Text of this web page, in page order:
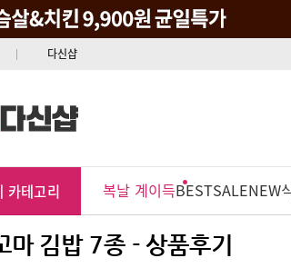
다신샵
카테고리 복날 계이득BESTSALENEW
마 김밥 7종 - 상품후기